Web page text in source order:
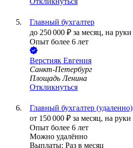
Главный бухгалтер
до 250 000 ₽ за месяц, на руки
Опыт более 6 лет
Верстияк Евгения
Санкт-Петербург
Площадь Ленина
Откликнуться
Главный бухгалтер (удаленно)
от 150 000 ₽ за месяц, на руки
Опыт более 6 лет
Можно удалённо
Выплаты: Раз в месяц